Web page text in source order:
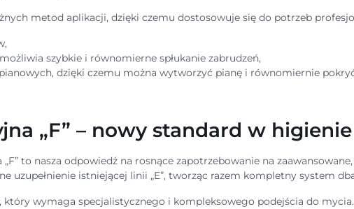
metod aplikacji, dzięki czemu dostosowuje się do potrzeb
szybkie i równomierne spłukanie zabrudzeń,
dzięki czemu można wytworzyć pianę i równomiernie
„F” – nowy standard w
to nasza odpowiedź na rosnące zapotrzebowanie na
uzupełnienie istniejącej linii „E”, tworząc razem kompletny system
który wymaga specjalistycznego i kompleksowego podejścia do